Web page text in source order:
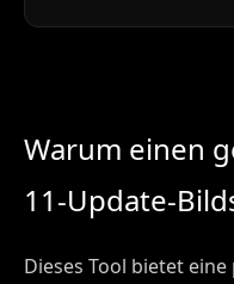
Warum einen
11-Update-
Dieses Tool bietet